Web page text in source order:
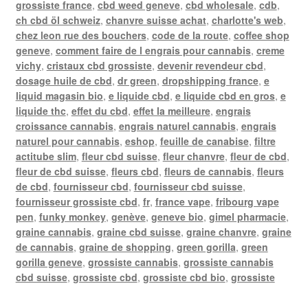
grossiste france, cbd weed geneve, cbd wholesale, cdb,
ch cbd öl schweiz, chanvre suisse achat, charlotte's web,
chez leon rue des bouchers, code de la route, coffee shop
geneve, comment faire de l engrais pour cannabis, creme
vichy, cristaux cbd grossiste, devenir revendeur cbd,
dosage huile de cbd, dr green, dropshipping france, e
liquid magasin bio, e liquide cbd, e liquide cbd en gros, e
liquide thc, effet du cbd, effet la meilleure, engrais
croissance cannabis, engrais naturel cannabis, engrais
naturel pour cannabis, eshop, feuille de canabise, filtre
actitube slim, fleur cbd suisse, fleur chanvre, fleur de cbd,
fleur de cbd suisse, fleurs cbd, fleurs de cannabis, fleurs
de cbd, fournisseur cbd, fournisseur cbd suisse,
fournisseur grossiste cbd, fr, france vape, fribourg vape
pen, funky monkey, genève, geneve bio, gimel pharmacie,
graine cannabis, graine cbd suisse, graine chanvre, graine
de cannabis, graine de shopping, green gorilla, green
gorilla geneve, grossiste cannabis, grossiste cannabis
cbd suisse, grossiste cbd, grossiste cbd bio, grossiste